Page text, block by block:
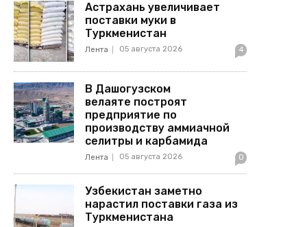
Астрахань увеличивает
поставки муки в
Туркменистан
Лента 05 августа 2026 4
В Дашогузском
велаяте построят
предприятие по
производству аммиачной
селитры и карбамида
Лента 05 августа 2026 0
Узбекистан заметно
нарастил поставки газа из
Туркменистана